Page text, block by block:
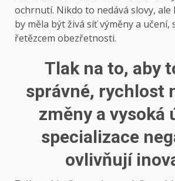
ochrnutí. Nikdo to nedává slovy, ale
by měla být živá síť výměny a učení,
řetězcem obezřetnosti.
Tlak na to, aby
správné, rychlost
změny a vysoká
specializace
ovlivňují